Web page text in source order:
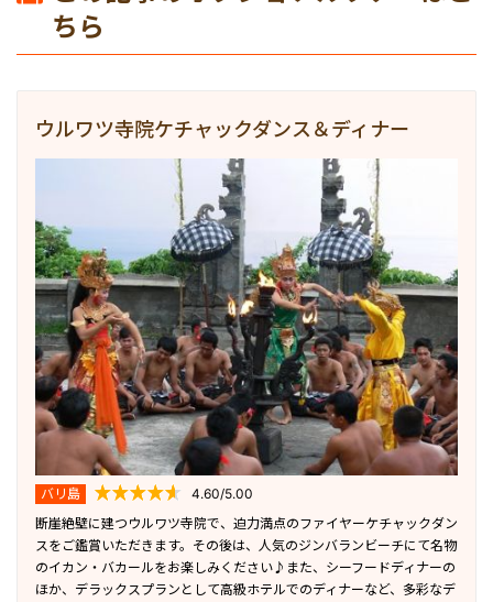
ちら
ウルワツ寺院ケチャックダンス＆ディナー
バリ島
4.60/5.00
断崖絶壁に建つウルワツ寺院で、迫力満点のファイヤーケチャックダン
スをご鑑賞いただきます。その後は、人気のジンバランビーチにて名物
のイカン・バカールをお楽しみください♪また、シーフードディナーの
ほか、デラックスプランとして高級ホテルでのディナーなど、多彩なデ